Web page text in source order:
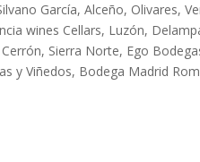
García, Alceño, Olivares,
wines Cellars, Luzón,
Sierra Norte, Ego
y Viñedos, Bodega Madrid